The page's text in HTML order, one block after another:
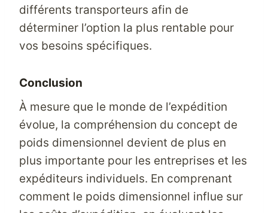
différents transporteurs afin de
déterminer l’option la plus rentable pour
vos besoins spécifiques.
Conclusion
À mesure que le monde de l’expédition
évolue, la compréhension du concept de
poids dimensionnel devient de plus en
plus importante pour les entreprises et les
expéditeurs individuels. En comprenant
comment le poids dimensionnel influe sur